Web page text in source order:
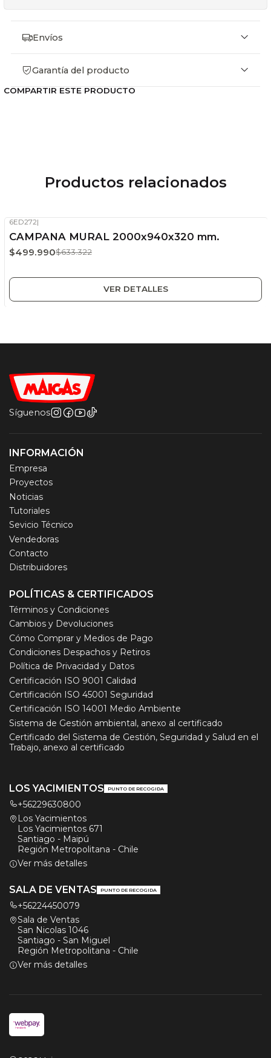
Envíos
Garantía del producto
COMPARTIR ESTE PRODUCTO
Productos relacionados
OFF
Sin stock
6ED272|
CAMPANA MURAL 2000x940x320 mm.
$499.990$633.322
VER DETALLES
Síguenos
INFORMACIÓN
Empresa
Proyectos
Noticias
Tutoriales
Sevicio Técnico
Vendedoras
Contacto
Distribuidores
POLÍTICAS & CERTIFICADOS
Términos y Condiciones
Cambios y Devoluciones
Cómo Comprar y Medios de Pago
Condiciones Despachos y Retiros
Política de Privacidad y Datos
Certificación ISO 9001 Calidad
Certificación ISO 45001 Seguridad
Certificación ISO 14001 Medio Ambiente
Sistema de Gestión ambiental, anexo al certificado
Certificado del Sistema de Gestión, Seguridad y Salud en el
Trabajo, anexo al certificado
LOS YACIMIENTOS PUNTO DE RECOGIDA
+56229630800
Los Yacimientos
Los Yacimientos 671
Santiago - Maipú
Región Metropolitana - Chile
Ver más detalles
SALA DE VENTAS PUNTO DE RECOGIDA
+56224450079
Sala de Ventas
San Nicolas 1046
Santiago - San Miguel
Región Metropolitana - Chile
Ver más detalles